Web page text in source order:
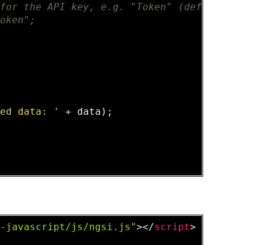
the API key, e.g. "Token" (defaults to
data: '
+ data);
javascript/js/ngsi.js"></script>